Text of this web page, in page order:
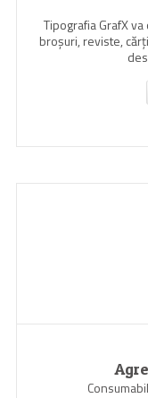
Tipografia GrafX
broşuri, reviste,